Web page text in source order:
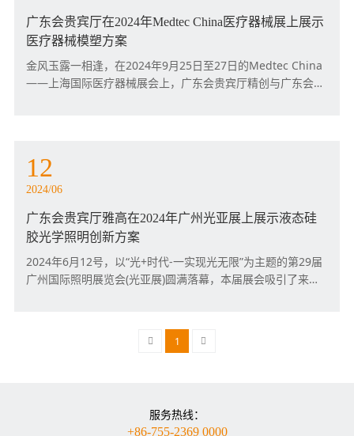
广东会贵宾厅在2024年Medtec China医疗器械展上展示
医疗器械模塑方案
金风玉露一相逢，在2024年9月25日至27日的Medtec China
——上海国际医疗器械展会上，广东会贵宾厅精创与广东会贵
广东会贵宾厅雅高在2024年广州光亚展上展示液态硅
胶光学照明创新方案
2024年6月12号，以“光+时代-一实现光无限”为主题的第29届
广州国际照明展览会(光亚展)圆满落幕，本届展会吸引了来自
140多个国家和地区)，再次刷新历史记录。这既是第29届光亚
展的终点，也是广东会贵宾厅雅高发展的新起点。
12
2024/06
1
服务热线：
+86-755-2369 0000